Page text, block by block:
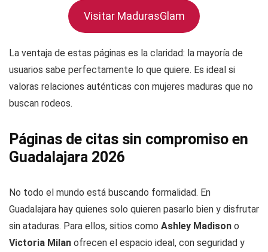
Visitar MadurasGlam
La ventaja de estas páginas es la claridad: la mayoría de
usuarios sabe perfectamente lo que quiere. Es ideal si
valoras relaciones auténticas con mujeres maduras que no
buscan rodeos.
Páginas de citas sin compromiso en
Guadalajara 2026
No todo el mundo está buscando formalidad. En
Guadalajara hay quienes solo quieren pasarlo bien y disfrutar
sin ataduras. Para ellos, sitios como Ashley Madison o
Victoria Milan ofrecen el espacio ideal, con seguridad y